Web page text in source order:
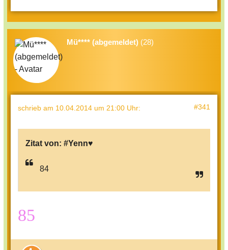
Mü**** (abgemeldet) (28)
schrieb am 10.04.2014 um 21:00 Uhr: #341
Zitat von: #Yenn♥
84
85